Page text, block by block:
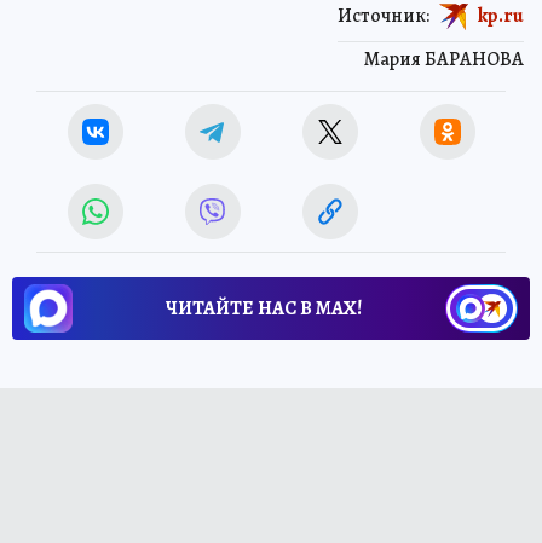
Мария БАРАНОВА
Источник: kp.ru
ЧИТАЙТЕ НАС В МАХ!